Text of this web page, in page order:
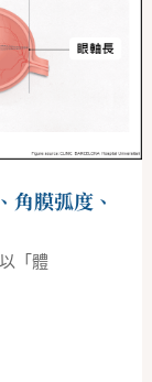
角膜弧度、
「體